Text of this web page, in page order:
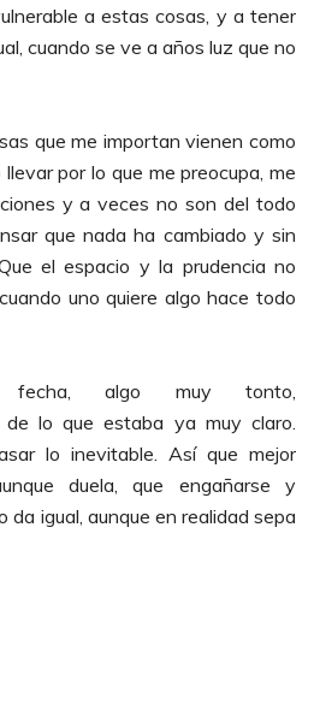
a estas cosas, y a tener
cuando se ve a años luz que no
que me importan vienen como
por lo que me preocupa, me
y a veces no son del todo
que nada ha cambiado y sin
el espacio y la prudencia no
uno quiere algo hace todo
algo muy tonto,
de lo que estaba ya muy claro.
lo inevitable. Así que mejor
duela, que engañarse y
da igual, aunque en realidad sepa